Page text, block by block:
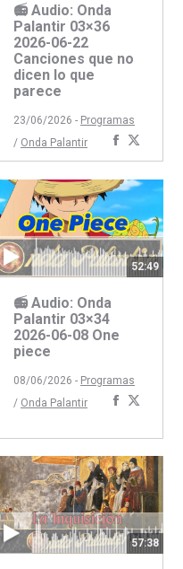
📻 Audio: Onda
Palantir 03×36
2026-06-22
Canciones que no
dicen lo que
parece
23/06/2026 - Programas
/ Onda Palantir
Compartir
concon
52:49
📻 Audio: Onda
Palantir 03×34
2026-06-08 One
piece
08/06/2026 - Programas
/ Onda Palantir
Compartir
57:38